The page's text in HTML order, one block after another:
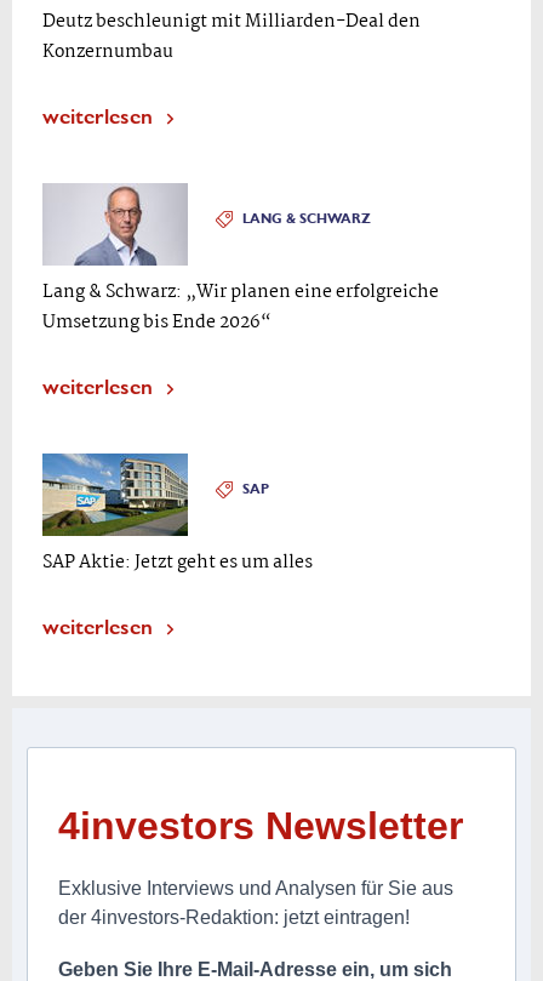
Deutz beschleunigt mit Milliarden-Deal den
Konzernumbau
weiterlesen
LANG & SCHWARZ
Lang & Schwarz: „Wir planen eine erfolgreiche
Umsetzung bis Ende 2026“
weiterlesen
SAP
SAP Aktie: Jetzt geht es um alles
weiterlesen
4investors Newsletter
Exklusive Interviews und Analysen für Sie aus
der 4investors-Redaktion: jetzt eintragen!
Geben Sie Ihre E-Mail-Adresse ein, um sich